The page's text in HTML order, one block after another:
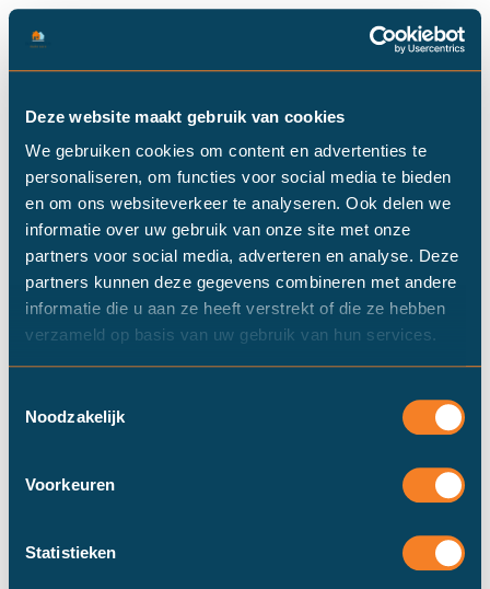
Deze website maakt gebruik van cookies
We gebruiken cookies om content en advertenties te
personaliseren, om functies voor social media te bieden
en om ons websiteverkeer te analyseren. Ook delen we
informatie over uw gebruik van onze site met onze
partners voor social media, adverteren en analyse. Deze
partners kunnen deze gegevens combineren met andere
informatie die u aan ze heeft verstrekt of die ze hebben
verzameld op basis van uw gebruik van hun services.
Noodzakelijk
Voorkeuren
Statistieken
Ons aanbod in
NOARDBURGUM
Er zijn helaas geen
woningen in de buurt
gevonden..